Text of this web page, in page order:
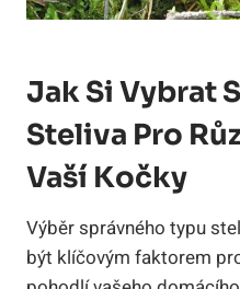
Jak Si Vybrat
Steliva Pro
Vaší Kočky
Výběr správného typu
být klíčovým faktorem